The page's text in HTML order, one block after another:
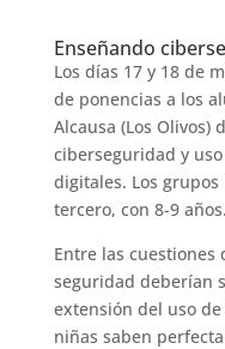
Enseñando
Los días 17 y 18 de
de ponencias a los
Alcausa (Los Olivos)
ciberseguridad y
digitales. Los
tercero, con 8-9 años.
Entre las cuestiones
seguridad deberían
extensión del uso
niñas saben